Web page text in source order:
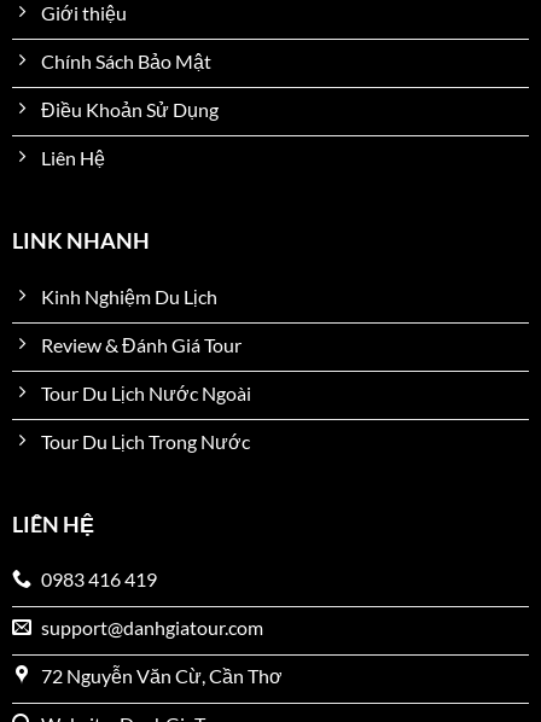
Giới thiệu
Chính Sách Bảo Mật
Điều Khoản Sử Dụng
Liên Hệ
LINK NHANH
Kinh Nghiệm Du Lịch
Review & Đánh Giá Tour
Tour Du Lịch Nước Ngoài
Tour Du Lịch Trong Nước
LIÊN HỆ
0983 416 419
support@danhgiatour.com
72 Nguyễn Văn Cừ, Cần Thơ